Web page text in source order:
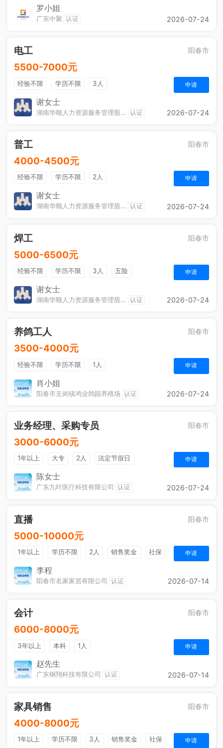
法定节假日
罗小姐
广东中聚 认证 2026-07-24
电工 阳春市
5500-7000元
经验不限 学历不限 3人 申请
谢女士
湖南华顺人力资源服务管理股份有限公司阳春分公司 认证 2026-07-24
普工 阳春市
4000-4500元
经验不限 学历不限 2人 申请
谢女士
湖南华顺人力资源服务管理股份有限公司阳春分公司 认证 2026-07-24
焊工 阳春市
5000-6500元
经验不限 学历不限 3人 五险 申请
谢女士
湖南华顺人力资源服务管理股份有限公司阳春分公司 认证 2026-07-24
养鸽工人 阳春市
3500-4000元
经验不限 学历不限 1人 申请
肖小姐
阳春市圭岗镇鸿业鸽园养殖场 认证 2026-07-24
业务经理、采购专员 阳春市
3000-6000元
1年以上 大专 2人 法定节假日 申请
陈女士
广东九叶医疗科技有限公司 认证 2026-07-24
直播 阳春市
5000-10000元
1年以上 学历不限 2人 销售奖金 社保 申请
李程
阳春市名家家居有限公司 认证 2026-07-14
会计 阳春市
6000-8000元
3年以上 本科 1人 申请
赵先生
广东钢翔科技有限公司 认证 2026-07-14
家具销售 阳春市
4000-8000元
1年以上 学历不限 3人 销售奖金 社保 申请